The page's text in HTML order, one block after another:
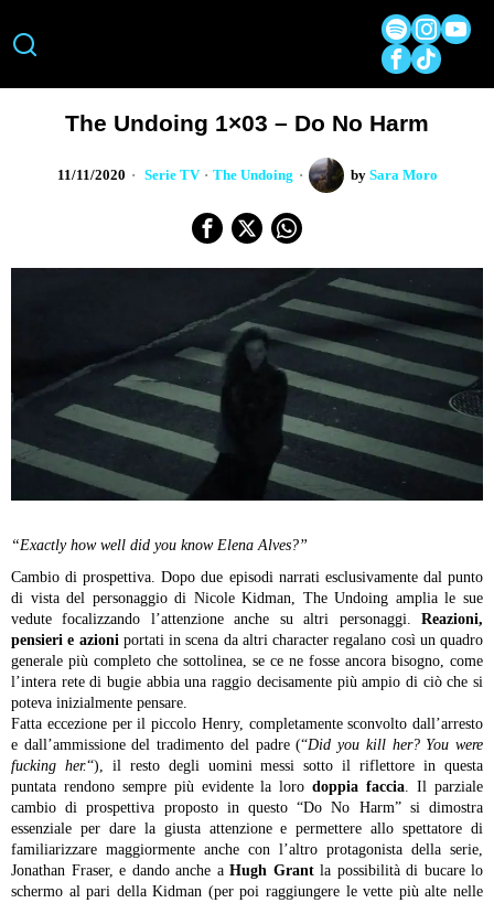
The Undoing 1×03 – Do No Harm
11/11/2020 Serie TV · The Undoing by Sara Moro
“Exactly how well did you know Elena Alves?”
Cambio di prospettiva. Dopo due episodi narrati esclusivamente dal punto
di vista del personaggio di Nicole Kidman, The Undoing amplia le sue
vedute focalizzando l’attenzione anche su altri personaggi. Reazioni,
pensieri e azioniportati in scena da altri character regalano così un quadro
generale più completo che sottolinea, se ce ne fosse ancora bisogno, come
l’intera rete di bugie abbia una raggio decisamente più ampio di ciò che si
poteva inizialmente pensare.
Fatta eccezione per il piccolo Henry, completamente sconvolto dall’arresto
e dall’ammissione del tradimento del padre (“Did you kill her? You were
fucking her.“), il resto degli uomini messi sotto il riflettore in questa
puntata rendono sempre più evidente la lorodoppia faccia. Il parziale
cambio di prospettiva proposto in questo “Do No Harm” si dimostra
essenziale per dare la giusta attenzione e permettere allo spettatore di
familiarizzare maggiormente anche con l’altro protagonista della serie,
Jonathan Fraser, e dando anche a Hugh Grantla possibilità di bucare lo
schermo al pari della Kidman (per poi raggiungere le vette più alte nelle